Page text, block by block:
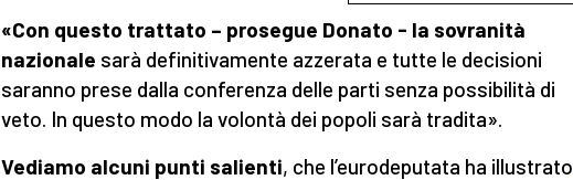
«Con questo trattato – prosegue Donato - la sovranità
nazionale sarà definitivamente azzerata e tutte le decisioni
saranno prese dalla conferenza delle parti senza possibilità di
veto. In questo modo la volontà dei popoli sarà tradita».
Vediamo alcuni punti salienti, che l’eurodeputata ha illustrato